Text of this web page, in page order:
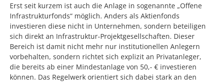
Erst seit kurzem ist auch die Anlage in sogenannte „Offene
Infrastrukturfonds“ möglich. Anders als Aktienfonds
investieren diese nicht in Unternehmen, sondern beteiligen
sich direkt an Infrastruktur-Projektgesellschaften. Dieser
Bereich ist damit nicht mehr nur institutionellen Anlegern
vorbehalten, sondern richtet sich explizit an Privatanleger,
die bereits ab einer Mindestanlage von 50,- € investieren
können. Das Regelwerk orientiert sich dabei stark an den